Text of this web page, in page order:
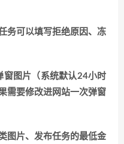
务可以填写拒绝原因、冻
窗图片（系统默认24小时
需要修改进网站一次弹窗
图片、发布任务的最低金